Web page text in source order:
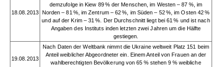
18.08.2013
demzufolge in Kiew 89 % der Menschen, im Westen – 87 %, im
Norden – 81 %, im Zentrum – 62 %, im Süden – 52 %, im Osten 42 %
und auf der Krim – 31 %. Der Durchschnitt liegt bei 61 % und ist nach
Angaben des Instituts inden letzten zwei Jahren um die Hälfte
gestiegen.
19.08.2013
Nach Daten der Weltbank nimmt die Ukraine weltweit Platz 151 beim
Anteil weiblicher Abgeordneter ein. Einem Anteil von Frauen an der
wahlberechtigten Bevölkerung von 65 % stehen 9 % weibliche